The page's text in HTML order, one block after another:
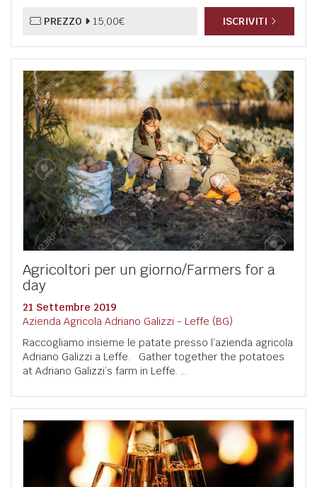
PREZZO 15,00€ ISCRIVITI
Agricoltori per un giorno/Farmers for a
day
21 Settembre 2019
Azienda Agricola Adriano Galizzi - Leffe (BG)
Raccogliamo insieme le patate presso l’azienda agricola
Adriano Galizzi a Leffe. Gather together the potatoes
at Adriano Galizzi’s farm in Leffe. ...